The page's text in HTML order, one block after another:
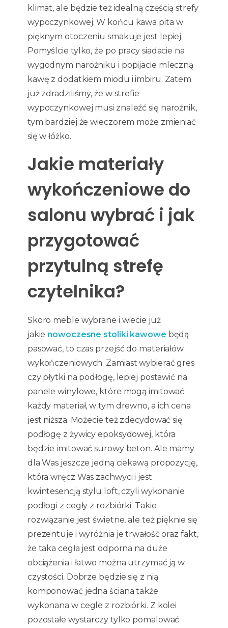
klimat, ale będzie też idealną częścią strefy
wypoczynkowej. W końcu kawa pita w
pięknym otoczeniu smakuje jest lepiej.
Pomyślcie tylko, że po pracy siadacie na
wygodnym narożniku i popijacie mleczną
kawę z dodatkiem miodu i imbiru. Zatem
już zdradziliśmy, że w strefie
wypoczynkowej musi znaleźć się narożnik,
tym bardziej że wieczorem może zmieniać
się w łóżko.
Jakie materiały
wykończeniowe do
salonu wybrać i jak
przygotować
przytulną strefę
czytelnika?
Skoro meble wybrane i wiecie już
jakie nowoczesne stoliki kawowe będą
pasować, to czas przejść do materiałów
wykończeniowych. Zamiast wybierać gres
czy płytki na podłogę, lepiej postawić na
panele winylowe, które mogą imitować
każdy materiał, w tym drewno, a ich cena
jest niższa. Możecie też zdecydować się
podłogę z żywicy epoksydowej, która
będzie imitować surowy beton. Ale mamy
dla Was jeszcze jedną ciekawą propozycję,
która wręcz Was zachwyci i jest
kwintesencją stylu loft, czyli wykonanie
podłogi z cegły z rozbiórki. Takie
rozwiązanie jest świetne, ale też pięknie się
prezentuje i wyróżnia je trwałość oraz fakt,
że taka cegła jest odporna na duże
obciążenia i łatwo można utrzymać ją w
czystości. Dobrze będzie się z nią
komponować jedna ściana także
wykonana w cegle z rozbiórki. Z kolei
pozostałe wystarczy tylko pomalować